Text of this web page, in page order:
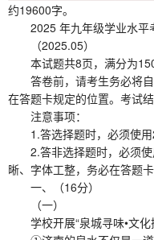
约19600字。
2025 年九年级学业水平
（2025.05）
本试题共8页，满分为150
答卷前，请考生务必将自
在答题卡规定的位置。考试
注意事项：
1.答选择题时，必须使用
2.答非选择题时，必须使
晰、字体工整，务必在答题
一、（16分）
（一）
学校开展“泉城寻味•文化